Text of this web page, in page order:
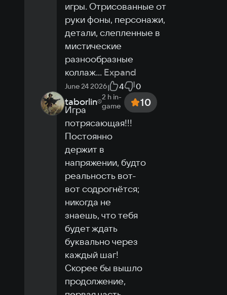
игры. Отрисованные от
руки фоны, персонажи,
детали, слепленные в
мистические
разнообразные
коллаж... Expand
June 24 2026 4 0
taborlin 2 h in-
game
10
Игра
потрясающая!!!
Постоянно
держит в
напряжении, будто
реальность вот-
вот содрогнётся;
никогда не
знаешь, что тебя
будет ждать
буквально через
каждый шаг!
Скорее бы вышло
продолжение,